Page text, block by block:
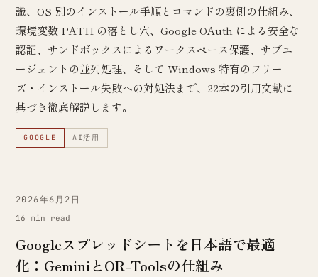
識、OS 別のインストール手順とコマンドの裏側の仕組み、
環境変数 PATH の落とし穴、Google OAuth による安全な
認証、サンドボックスによるワークスペース保護、サブエ
ージェントの並列処理、そして Windows 特有のフリー
ズ・インストール失敗への対処法まで、22本の引用文献に
基づき徹底解説します。
GOOGLE AI活用
2026年6月2日
16 min read
Googleスプレッドシートを日本語で最適
化：GeminiとOR-Toolsの仕組み